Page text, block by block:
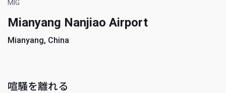
MIG
Mianyang Nanjiao Airport
Mianyang, China
喧騒を離れる